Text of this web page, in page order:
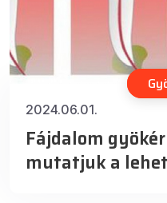
2024.06.01.
Fájdalom
mutatjuk a